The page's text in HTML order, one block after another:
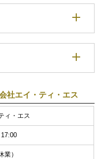
社エイ・ティ・エス
ィ・エス
）